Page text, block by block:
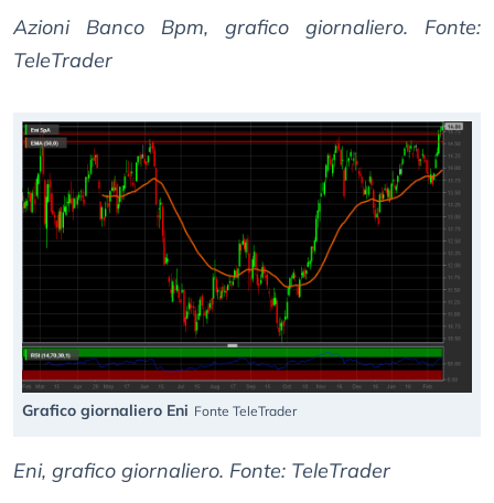
Azioni Banco Bpm, grafico giornaliero. Fonte:
TeleTrader
Grafico giornaliero Eni Fonte TeleTrader
Eni, grafico giornaliero. Fonte: TeleTrader